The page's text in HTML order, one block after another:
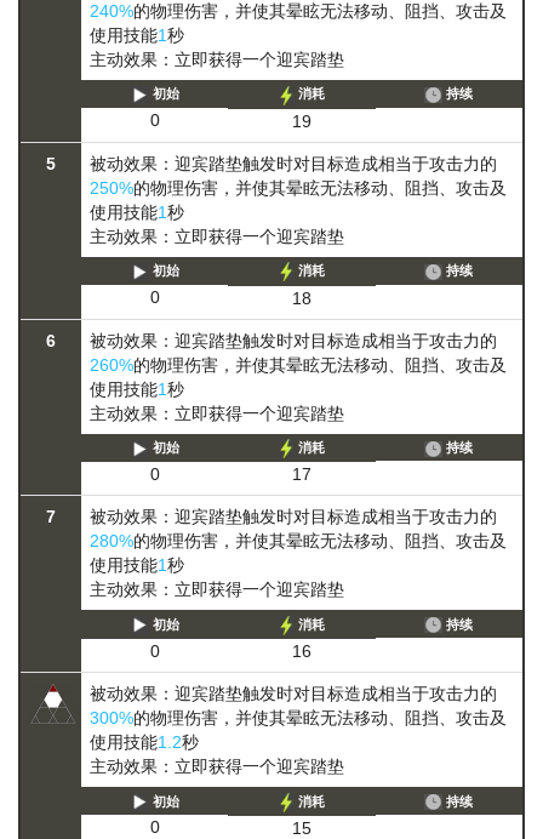
240%的物理伤害，并使其晕眩无法移动、阻挡、攻击及
使用技能1秒
主动效果：立即获得一个迎宾踏垫
初始
0
消耗
19
持续
5
被动效果：迎宾踏垫触发时对目标造成相当于攻击力的
250%的物理伤害，并使其晕眩无法移动、阻挡、攻击及
使用技能1秒
主动效果：立即获得一个迎宾踏垫
初始
0
消耗
18
持续
6
被动效果：迎宾踏垫触发时对目标造成相当于攻击力的
260%的物理伤害，并使其晕眩无法移动、阻挡、攻击及
使用技能1秒
主动效果：立即获得一个迎宾踏垫
初始
0
消耗
17
持续
7
被动效果：迎宾踏垫触发时对目标造成相当于攻击力的
280%的物理伤害，并使其晕眩无法移动、阻挡、攻击及
使用技能1秒
主动效果：立即获得一个迎宾踏垫
初始
0
消耗
16
持续
被动效果：迎宾踏垫触发时对目标造成相当于攻击力的
300%的物理伤害，并使其晕眩无法移动、阻挡、攻击及
使用技能1.2秒
主动效果：立即获得一个迎宾踏垫
初始
0
消耗
15
持续